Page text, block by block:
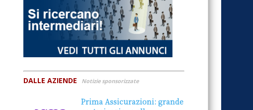
DALLE AZIENDE Notizie sponsorizzate
Prima Assicurazioni: grande